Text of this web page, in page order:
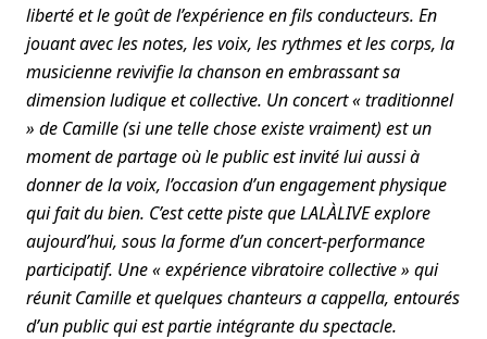
liberté et le goût de l’expérience en fils conducteurs. En
jouant avec les notes, les voix, les rythmes et les corps, la
musicienne revivifie la chanson en embrassant sa
dimension ludique et collective. Un concert « traditionnel
» de Camille (si une telle chose existe vraiment) est un
moment de partage où le public est invité lui aussi à
donner de la voix, l’occasion d’un engagement physique
qui fait du bien. C’est cette piste que LALÀLIVE explore
aujourd’hui, sous la forme d’un concert-performance
participatif. Une « expérience vibratoire collective » qui
réunit Camille et quelques chanteurs a cappella, entourés
d’un public qui est partie intégrante du spectacle.